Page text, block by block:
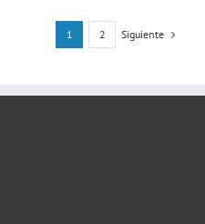
1 2 Siguiente